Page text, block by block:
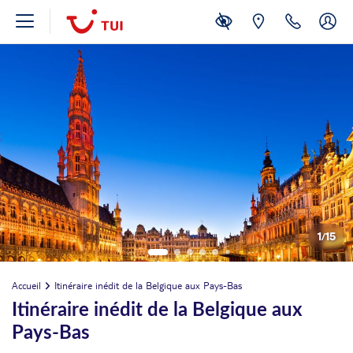
1/15
Accueil Itinéraire inédit de la Belgique aux Pays-Bas
Itinéraire inédit de la Belgique aux
Pays-Bas